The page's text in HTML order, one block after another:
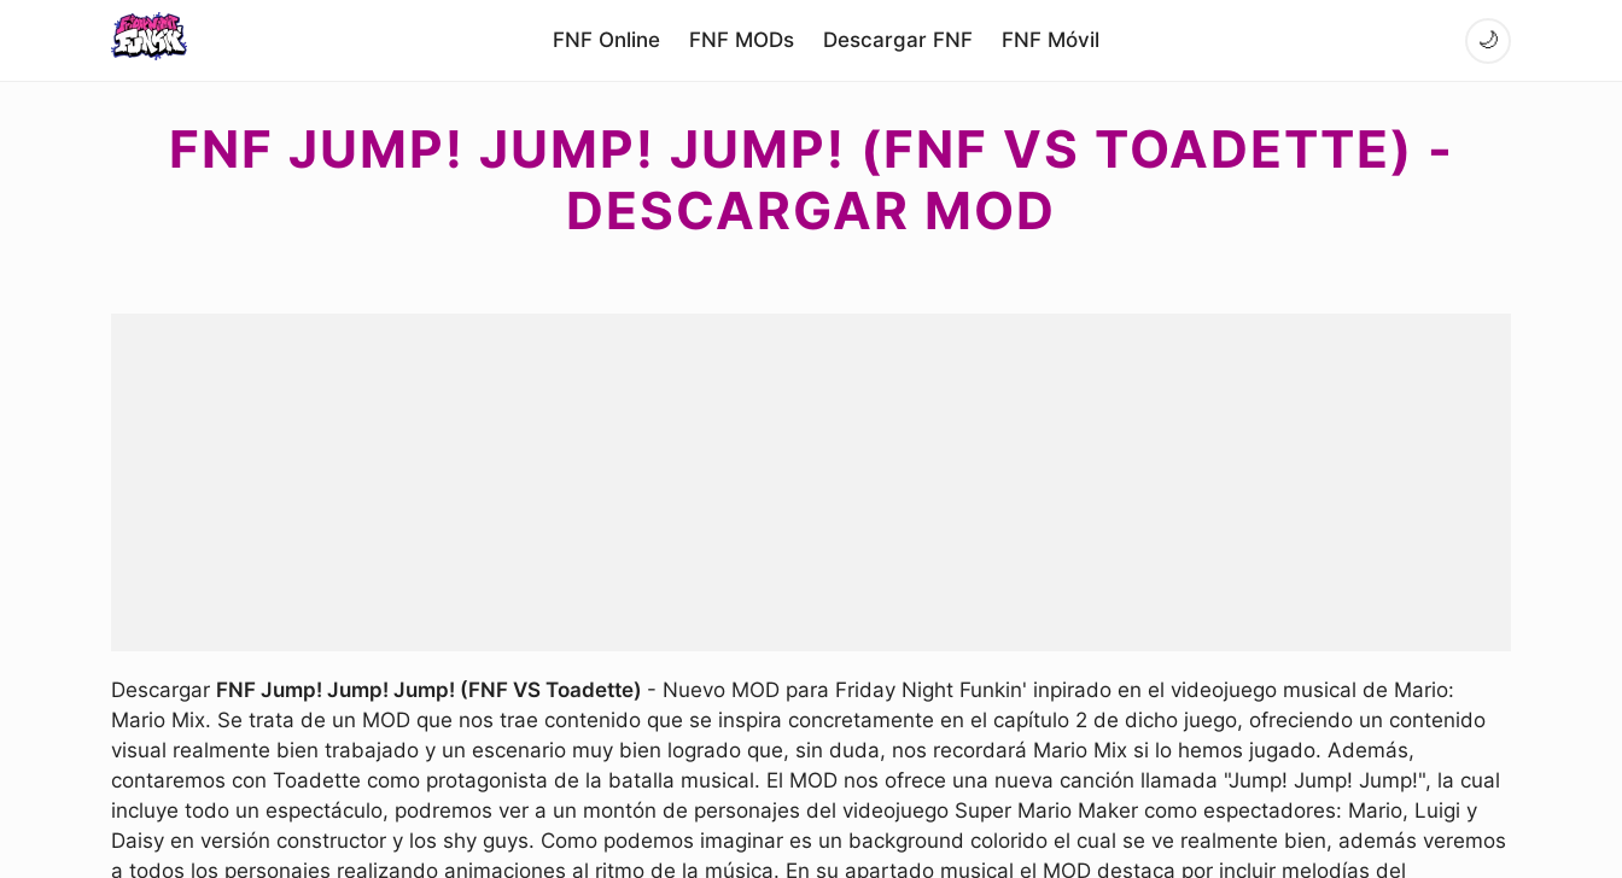
FNF Online FNF MODs Descargar FNF FNF Móvil 🌙
FNF JUMP! JUMP! JUMP! (FNF VS TOADETTE) -
DESCARGAR MOD
Descargar FNF Jump! Jump! Jump! (FNF VS Toadette) - Nuevo MOD para Friday Night Funkin' inpirado en el videojuego musical de Mario:
Mario Mix. Se trata de un MOD que nos trae contenido que se inspira concretamente en el capítulo 2 de dicho juego, ofreciendo un contenido
visual realmente bien trabajado y un escenario muy bien logrado que, sin duda, nos recordará Mario Mix si lo hemos jugado. Además,
contaremos con Toadette como protagonista de la batalla musical. El MOD nos ofrece una nueva canción llamada "Jump! Jump! Jump!", la cual
incluye todo un espectáculo, podremos ver a un montón de personajes del videojuego Super Mario Maker como espectadores: Mario, Luigi y
Daisy en versión constructor y los shy guys. Como podemos imaginar es un background colorido el cual se ve realmente bien, además veremos
a todos los personajes realizando animaciones al ritmo de la música. En su apartado musical el MOD destaca por incluir melodías del